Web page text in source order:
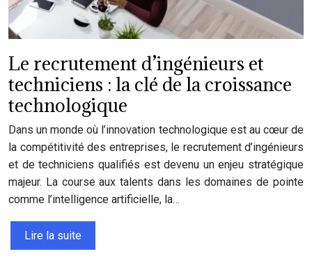
Le recrutement d’ingénieurs et
techniciens : la clé de la croissance
technologique
Dans un monde où l’innovation technologique est au cœur de
la compétitivité des entreprises, le recrutement d’ingénieurs
et de techniciens qualifiés est devenu un enjeu stratégique
majeur. La course aux talents dans les domaines de pointe
comme l’intelligence artificielle, la…
Lire la suite